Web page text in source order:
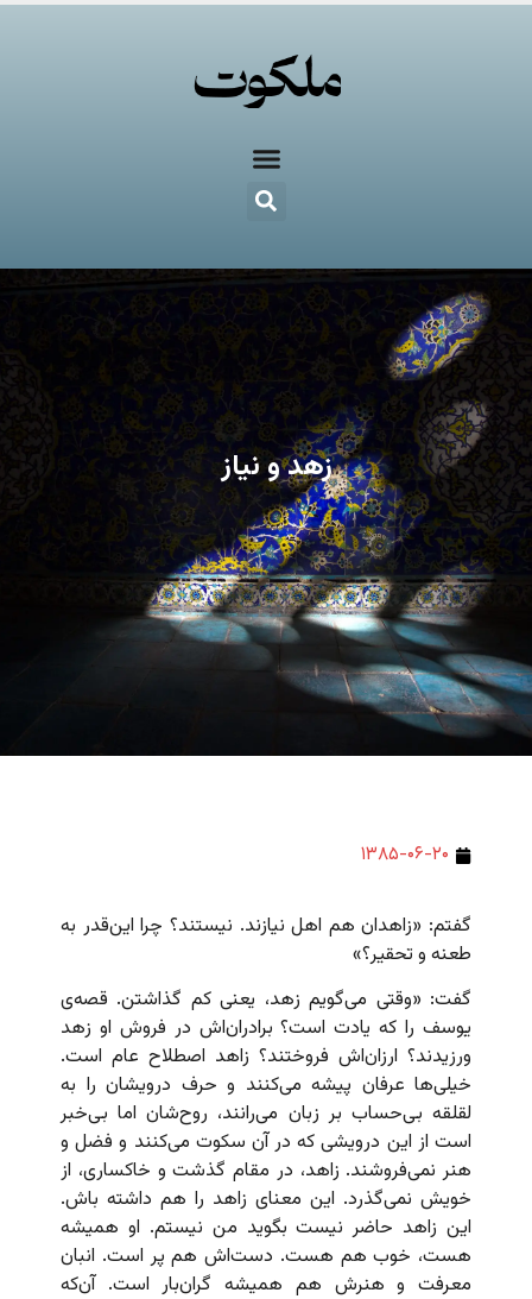
زهد و نیاز
۱۳۸۵-۰۶-۲۰
گفتم: «زاهدان هم اهل نیازند. نیستند؟ چرا این‌قدر به
طعنه و تحقیر؟»
گفت: «وقتی می‌گویم زهد، یعنی کم گذاشتن. قصه‌ی
یوسف را که یادت است؟ برادران‌اش در فروش او زهد
ورزیدند؟ ارزان‌اش فروختند؟ زاهد اصطلاح عام است.
خیلی‌ها عرفان پیشه می‌کنند و حرف درویشان را به
لقلقه بی‌حساب بر زبان می‌رانند، روح‌شان اما بی‌خبر
است از این درویشی که در آن سکوت می‌کنند و فضل و
هنر نمی‌فروشند. زاهد، در مقام گذشت و خاکساری، از
خویش نمی‌گذرد. این معنای زاهد را هم داشته باش.
این زاهد حاضر نیست بگوید من نیستم. او همیشه
هست، خوب هم هست. دست‌اش هم پر است. انبان
معرفت و هنرش هم همیشه گران‌بار است. آن‌که